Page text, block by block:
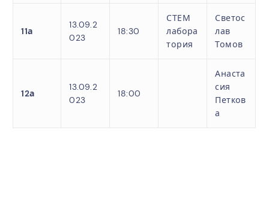
11а
13.09.2
023
18:30
СТЕМ
лабора
тория
Светос
лав
Томов
12а
13.09.2
023
18:00
Анаста
сия
Петков
а